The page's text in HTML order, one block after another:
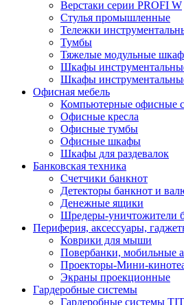
Верстаки серии PROFI W
Стулья промышленные
Тележки
Тумбы
Тяжелые модульные
Шкафы
Шкафы
Офисная мебель
Компьютерные офисные
Офисные кресла
Офисные тумбы
Офисные шкафы
Шкафы для раздевалок
Банковская техника
Счетчики банкнот
Детекторы банкнот и
Денежные ящики
Шредеры-уничтожители
Периферия, аксессуары,
Коврики для мыши
Повербанки, мобильные
Проекторы-Мини-
Экраны проекционные
Гардеробные системы
Гардеробные системы